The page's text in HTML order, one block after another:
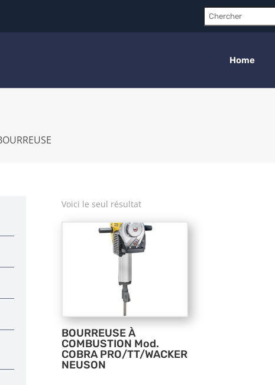
Chercher:
Home
Voici le seul résultat
BOURREUSE À
COMBUSTION Mod.
COBRA PRO/TT/WACKER
NEUSON